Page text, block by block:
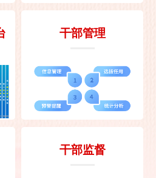
干部管理
干部监督